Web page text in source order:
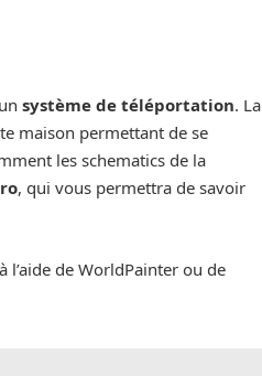
système de téléportation. La
maison permettant de se
les schematics de la
, qui vous permettra de savoir
l’aide de WorldPainter ou de